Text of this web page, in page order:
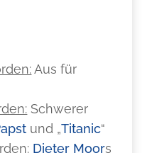
Aus für
Schwerer
und „Titanic“
Dieter Moors